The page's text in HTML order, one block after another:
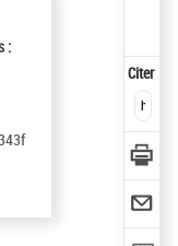
:
Citer